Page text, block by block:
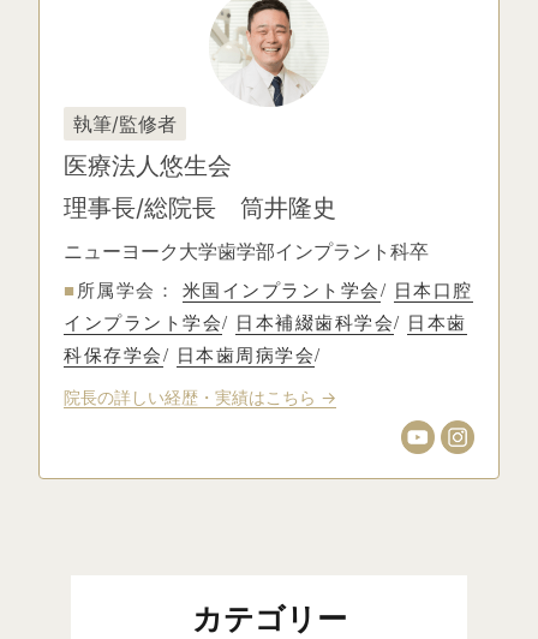
執筆/監修者
医療法人悠生会
理事長/総院長 筒井隆史
ニューヨーク大学歯学部インプラント科卒
■ 所属学会： 米国インプラント学会/ 日本口腔
インプラント学会/ 日本補綴歯科学会/ 日本歯
科保存学会/ 日本歯周病学会/
院長の詳しい経歴・実績はこちら →
カテゴリー